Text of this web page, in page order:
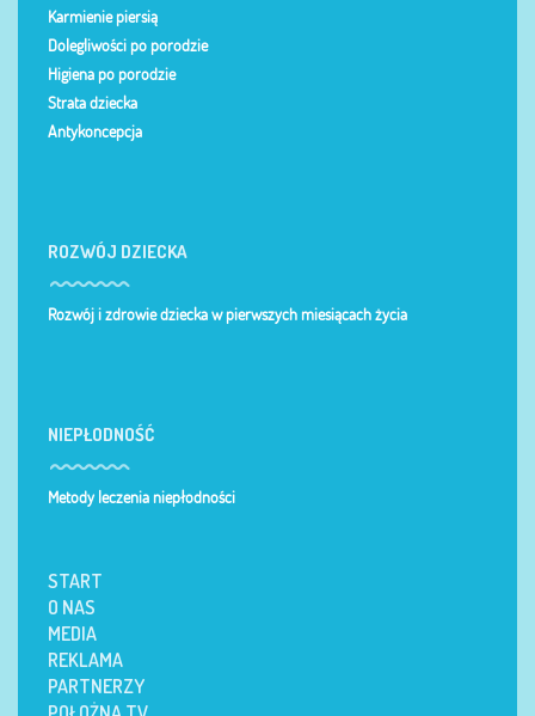
Karmienie piersią
Dolegliwości po porodzie
Higiena po porodzie
Strata dziecka
Antykoncepcja
ROZWÓJ DZIECKA
Rozwój i zdrowie dziecka w pierwszych miesiącach życia
NIEPŁODNOŚĆ
Metody leczenia niepłodności
START
O NAS
MEDIA
REKLAMA
PARTNERZY